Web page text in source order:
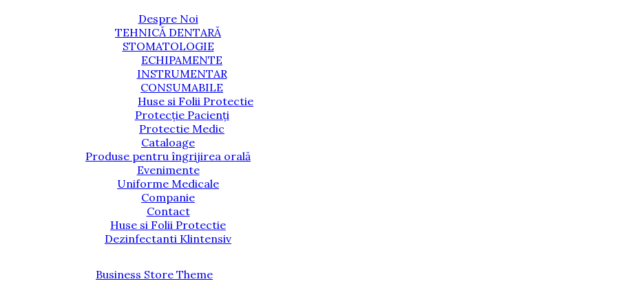
Despre Noi
TEHNICĂ DENTARĂ
STOMATOLOGIE
ECHIPAMENTE
INSTRUMENTAR
CONSUMABILE
Huse si Folii Protectie
Protecție Pacienți
Protectie Medic
Cataloage
Produse pentru îngrijirea orală
Evenimente
Uniforme Medicale
Companie
Contact
Huse si Folii Protectie
Dezinfectanti Klintensiv
Business Store Theme